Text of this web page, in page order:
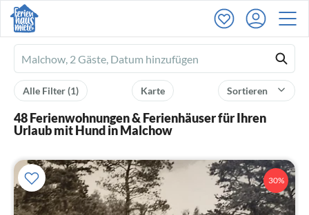
Ferienhausmiete
logo
Sortieren
Karte
Alle Filter(1)
48 Ferienwohnungen & Ferienhäuser für Ihren
Urlaub mit Hund in Malchow
30%